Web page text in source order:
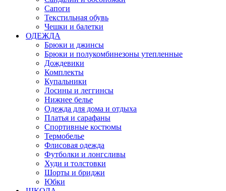
Сапоги
Текстильная обувь
Чешки и балетки
ОДЕЖДА
Брюки и джинсы
Брюки и полукомбинезоны утепленные
Дождевики
Комплекты
Купальники
Лосины и леггинсы
Нижнее белье
Одежда для дома и отдыха
Платья и сарафаны
Спортивные костюмы
Термобелье
Флисовая одежда
Футболки и лонгсливы
Худи и толстовки
Шорты и бриджи
Юбки